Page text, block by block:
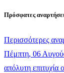
Πρόσφατες
Περισσότερες
Πέμπτη, 06
απόλυτη